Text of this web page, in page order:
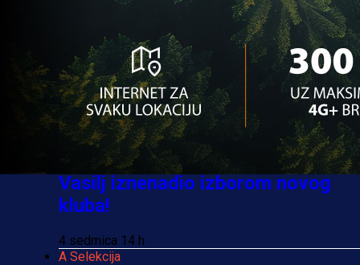
Sve je gotovo: Edin Džeko donio
odluku, evo gdje nastavlja
2 sedmica 3 h
A Selekcija
Ovo niko nije očekivao: Nikola
Vasilj iznenadio izborom novog
kluba!
4 sedmica 14 h
A Selekcija